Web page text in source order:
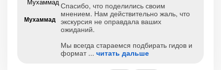
Мухаммад
Спасибо, что поделились своим
мнением. Нам действительно жаль, что
экскурсия не оправдала ваших
ожиданий.
Мы всегда стараемся подбирать гидов и
формат
читать дальше